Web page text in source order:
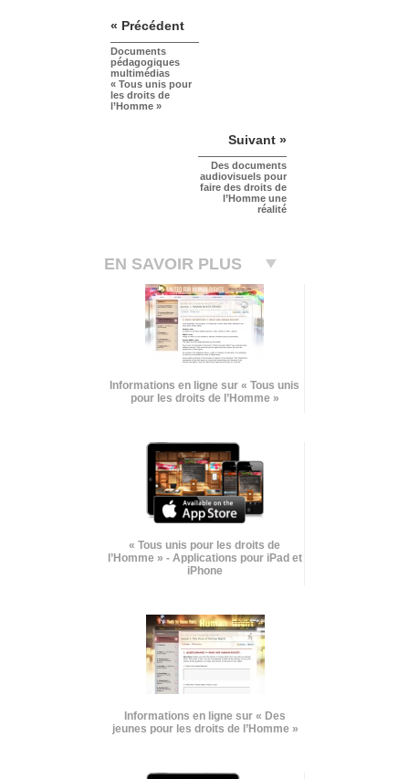
« Précédent
Documents
pédagogiques
multimédias
« Tous unis pour
les droits de
l’Homme »
Suivant »
Des documents
audiovisuels pour
faire des droits de
l’Homme une
réalité
EN SAVOIR PLUS
Informations en ligne sur « Tous unis
pour les droits de l’Homme »
« Tous unis pour les droits de
l’Homme » - Applications pour iPad et
iPhone
Informations en ligne sur « Des
jeunes pour les droits de l’Homme »